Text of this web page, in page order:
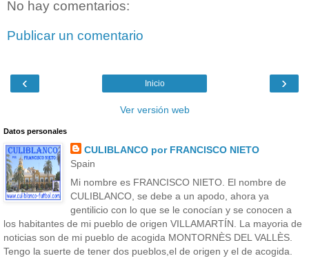
No hay comentarios:
Publicar un comentario
‹ ›
Inicio
Ver versión web
Datos personales
CULIBLANCO por FRANCISCO NIETO
Spain
Mi nombre es FRANCISCO NIETO. El nombre de
CULIBLANCO, se debe a un apodo, ahora ya
gentilicio con lo que se le conocían y se conocen a
los habitantes de mi pueblo de origen VILLAMARTÍN. La mayoria de
noticias son de mi pueblo de acogida MONTORNÈS DEL VALLÈS.
Tengo la suerte de tener dos pueblos,el de origen y el de acogida.